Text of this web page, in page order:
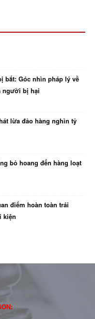
bắt: Góc nhìn pháp lý về
người bị hại
lừa đảo hàng nghìn tỷ
bỏ hoang đến hàng loạt
điểm hoàn toàn trái
kiện